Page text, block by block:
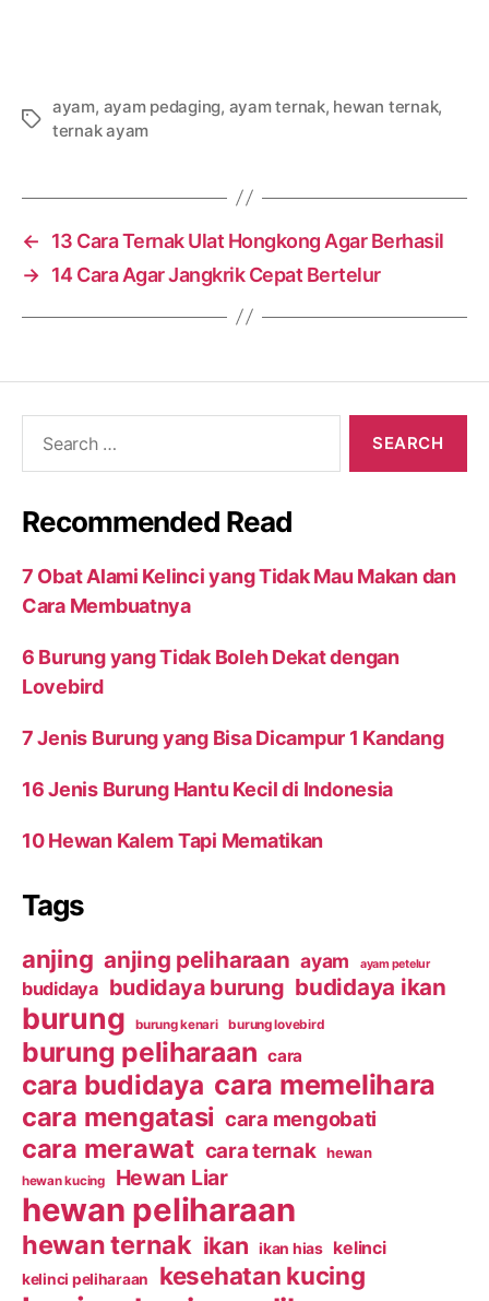
Tags
ayam, ayam pedaging, ayam ternak, hewan ternak,
ternak ayam
←
13 Cara Ternak Ulat Hongkong Agar Berhasil
→ 14 Cara Agar Jangkrik Cepat Bertelur
Recommended Read
7 Obat Alami Kelinci yang Tidak Mau Makan dan
Cara Membuatnya
6 Burung yang Tidak Boleh Dekat dengan
Lovebird
7 Jenis Burung yang Bisa Dicampur 1 Kandang
16 Jenis Burung Hantu Kecil di Indonesia
10 Hewan Kalem Tapi Mematikan
Tags
anjing anjing peliharaan ayam ayam petelur
budidaya budidaya burung budidaya ikan
burung burung kenari burung lovebird
burung peliharaan cara
cara budidaya cara memelihara
cara mengatasi cara mengobati
cara merawat cara ternak hewan
hewan kucing Hewan Liar
hewan peliharaan
hewan ternak ikan ikan hias kelinci
kelinci peliharaan kesehatan kucing